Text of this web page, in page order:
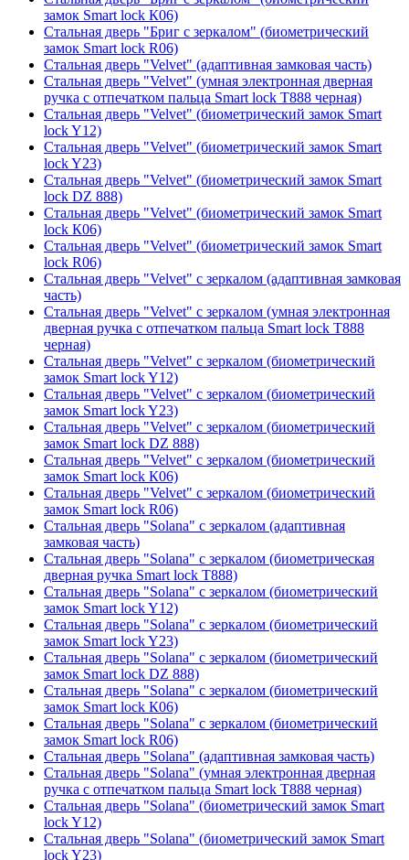
замок Smart lock К06)
Стальная дверь "Бриг с зеркалом" (биометрический
замок Smart lock R06)
Стальная дверь "Velvet" (адаптивная замковая часть)
Стальная дверь "Velvet" (умная электронная дверная
ручка с отпечатком пальца Smart lock T888 черная)
Стальная дверь "Velvet" (биометрический замок Smart
lock Y12)
Стальная дверь "Velvet" (биометрический замок Smart
lock Y23)
Стальная дверь "Velvet" (биометрический замок Smart
lock DZ 888)
Стальная дверь "Velvet" (биометрический замок Smart
lock К06)
Стальная дверь "Velvet" (биометрический замок Smart
lock R06)
Стальная дверь "Velvet" с зеркалом (адаптивная замковая
часть)
Стальная дверь "Velvet" с зеркалом (умная электронная
дверная ручка с отпечатком пальца Smart lock T888
черная)
Стальная дверь "Velvet" с зеркалом (биометрический
замок Smart lock Y12)
Стальная дверь "Velvet" с зеркалом (биометрический
замок Smart lock Y23)
Стальная дверь "Velvet" с зеркалом (биометрический
замок Smart lock DZ 888)
Стальная дверь "Velvet" с зеркалом (биометрический
замок Smart lock К06)
Стальная дверь "Velvet" с зеркалом (биометрический
замок Smart lock R06)
Стальная дверь "Solana" с зеркалом (адаптивная
замковая часть)
Стальная дверь "Solana" с зеркалом (биометрическая
дверная ручка Smart lock T888)
Стальная дверь "Solana" с зеркалом (биометрический
замок Smart lock Y12)
Стальная дверь "Solana" с зеркалом (биометрический
замок Smart lock Y23)
Стальная дверь "Solana" с зеркалом (биометрический
замок Smart lock DZ 888)
Стальная дверь "Solana" с зеркалом (биометрический
замок Smart lock К06)
Стальная дверь "Solana" с зеркалом (биометрический
замок Smart lock R06)
Стальная дверь "Solana" (адаптивная замковая часть)
Стальная дверь "Solana" (умная электронная дверная
ручка с отпечатком пальца Smart lock T888 черная)
Стальная дверь "Solana" (биометрический замок Smart
lock Y12)
Стальная дверь "Solana" (биометрический замок Smart
lock Y23)